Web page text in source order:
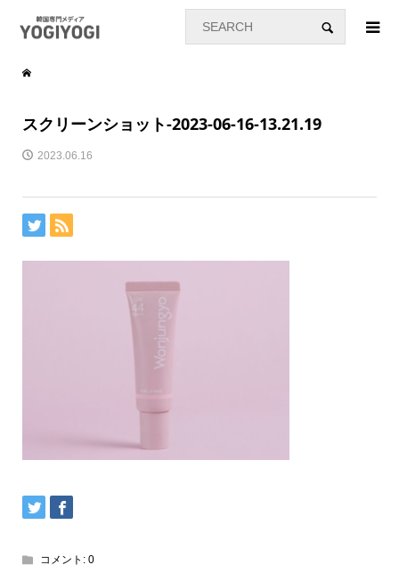
スクリーンショット-2023-06-16-13.21.19
2023.06.16
コメント: 0